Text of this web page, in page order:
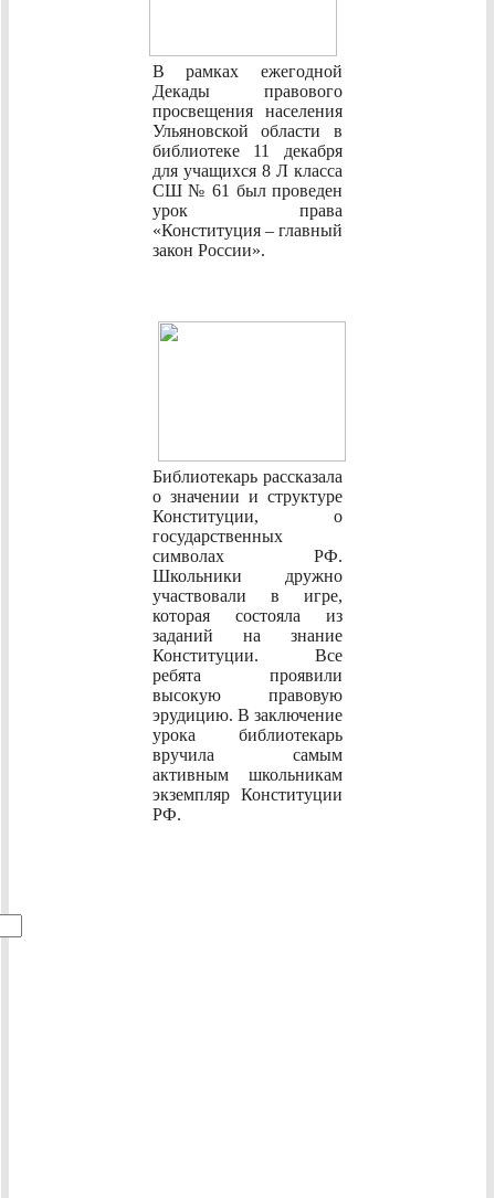
В рамках ежегодной
Декады правового
просвещения населения
Ульяновской области в
библиотеке 11 декабря
для учащихся 8 Л класса
СШ № 61 был проведен
урок права
«Конституция – главный
закон России».
Библиотекарь рассказала
о значении и структуре
Конституции, о
государственных
символах РФ.
Школьники дружно
участвовали в игре,
которая состояла из
заданий на знание
Конституции. Все
ребята проявили
высокую правовую
эрудицию. В заключение
урока библиотекарь
вручила самым
активным школьникам
экземпляр Конституции
РФ.